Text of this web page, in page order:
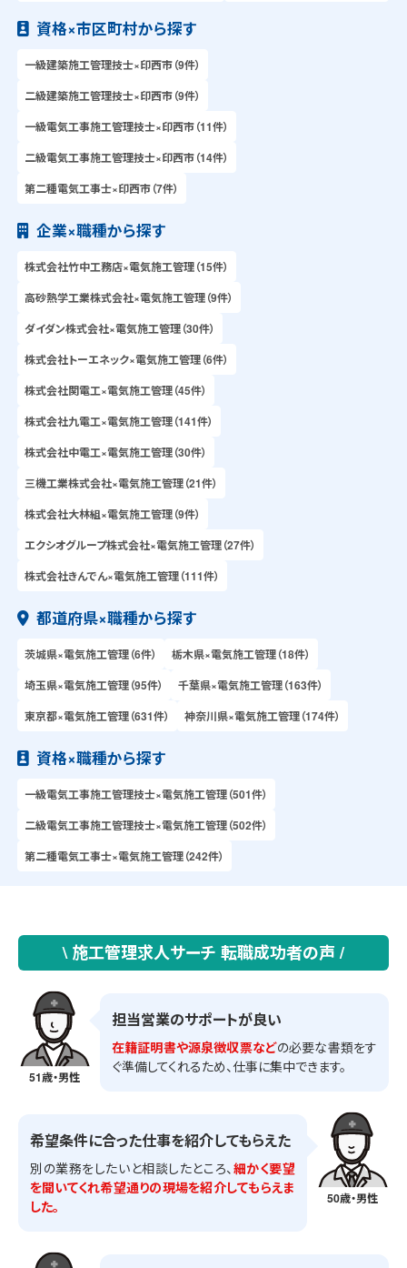
資格×市区町村から探す
一級建築施工管理技士×印西市（9件）
二級建築施工管理技士×印西市（9件）
一級電気工事施工管理技士×印西市（11件）
二級電気工事施工管理技士×印西市（14件）
第二種電気工事士×印西市（7件）
企業×職種から探す
株式会社竹中工務店×電気施工管理（15件）
高砂熱学工業株式会社×電気施工管理（9件）
ダイダン株式会社×電気施工管理（30件）
株式会社トーエネック×電気施工管理（6件）
株式会社関電工×電気施工管理（45件）
株式会社九電工×電気施工管理（141件）
株式会社中電工×電気施工管理（30件）
三機工業株式会社×電気施工管理（21件）
株式会社大林組×電気施工管理（9件）
エクシオグループ株式会社×電気施工管理（27件）
株式会社きんでん×電気施工管理（111件）
都道府県×職種から探す
茨城県×電気施工管理（6件）
栃木県×電気施工管理（18件）
埼玉県×電気施工管理（95件）
千葉県×電気施工管理（163件）
東京都×電気施工管理（631件）
神奈川県×電気施工管理（174件）
資格×職種から探す
一級電気工事施工管理技士×電気施工管理（501件）
二級電気工事施工管理技士×電気施工管理（502件）
第二種電気工事士×電気施工管理（242件）
\ 施工管理求人サーチ 転職成功者の声 /
51歳・男性
担当営業のサポートが良い
在籍証明書や源泉徴収票などの必要な書類をす
ぐ準備してくれるため、仕事に集中できます。
50歳・男性
希望条件に合った仕事を紹介してもらえた
別の業務をしたいと相談したところ、 細かく要望
を聞いてくれ希望通りの現場を紹介してもらえま
した。